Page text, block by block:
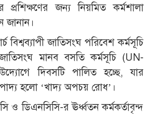
প্রশিক্ষণের জন্য নিয়মিত কর্মশালা
বিশ্বব্যাপী জাতিসংঘ পরিবেশ কর্মসূচি
মানব বসতি কর্মসূচি (UN-
দিবসটি পালিত হচ্ছে, যার
হলো ‘খাদ্য অপচয় রোধ’।
ও ডিএনসিসি-র ঊর্ধ্বতন কর্মকর্তাবৃন্দ